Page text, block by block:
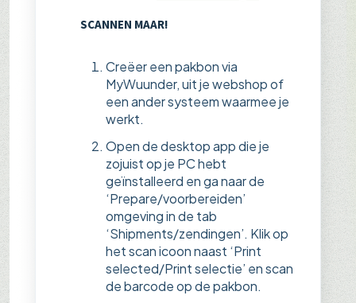
SCANNEN MAAR!
Creëer een pakbon via
MyWuunder, uit je webshop of
een ander systeem waarmee je
werkt.
Open de desktop app die je
zojuist op je PC hebt
geïnstalleerd en ga naar de
‘Prepare/voorbereiden’
omgeving in de tab
‘Shipments/zendingen’. Klik op
het scan icoon naast ‘Print
selected/Print selectie’ en scan
de barcode op de pakbon.